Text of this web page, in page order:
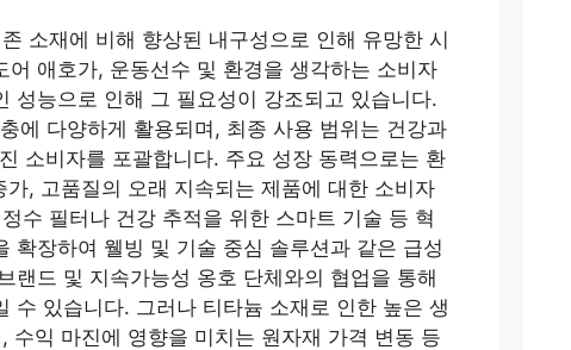
소재에 비해 향상된 내구성으로 인해 유망한 시
애호가, 운동선수 및 환경을 생각하는 소비자
성능으로 인해 그 필요성이 강조되고 있습니다.
에 다양하게 활용되며, 최종 사용 범위는 건강과
소비자를 포괄합니다. 주요 성장 동력으로는 환
, 고품질의 오래 지속되는 제품에 대한 소비자
수 필터나 건강 추적을 위한 스마트 기술 등 혁
확장하여 웰빙 및 기술 중심 솔루션과 같은 급성
랜드 및 지속가능성 옹호 단체와의 협업을 통해
수 있습니다. 그러나 티타늄 소재로 인한 높은 생
익 마진에 영향을 미치는 원자재 가격 변동 등